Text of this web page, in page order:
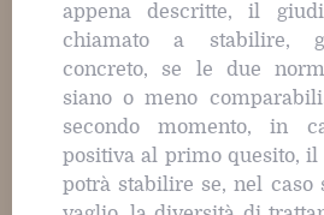
appena descritte, il
chiamato a stabilire,
concreto, se le due
siano o meno
secondo momento, in
positiva al primo quesito, il
potrà stabilire se, nel caso